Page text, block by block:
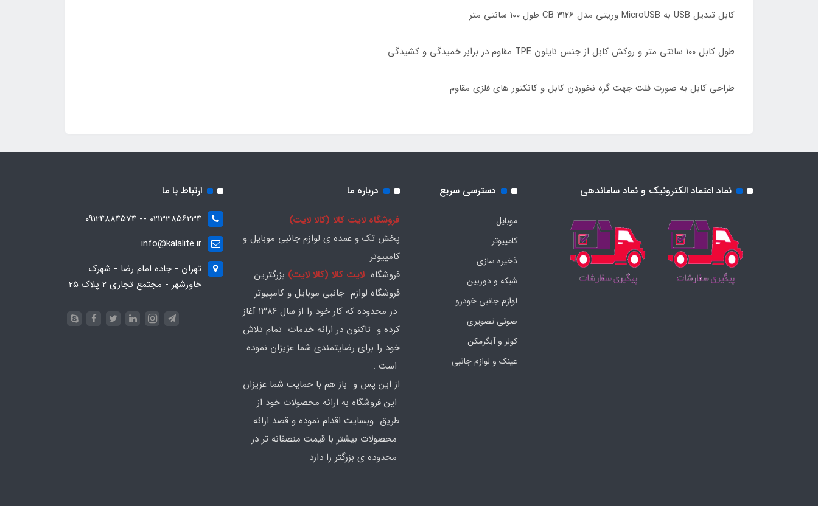
کابل تبدیل USB به MicroUSB وریتی مدل CB 3126 طول ۱۰۰ سانتی متر
طول کابل ۱۰۰ سانتی متر و روکش کابل از جنس نایلون TPE مقاوم در برابر خمیدگی و کشیدگی
طراحی کابل به صورت فلت جهت گره نخوردن کابل و کانکتور های فلزی مقاوم
نماد اعتماد الکترونیک و نماد ساماندهی دسترسی سریع
موبایل
کامپیوتر
ذخیره سازی
شبکه و دوربین
لوازم جانبی خودرو
صوتی تصویری
کولر و آبگرمکن
عینک و لوازم جانبی
درباره ما
فروشگاه لایت کالا (کالا لایت)
پخش تک و عمده ی لوازم جانبی موبایل و
کامپیوتر
فروشگاه لایت کالا (کالا لایت) بزرگترین
فروشگاه لوازم جانبی موبایل و کامپیوتر
در محدوده که کار خود را از سال ۱۳۸۶ آغاز
کرده و تاکنون در ارائه خدمات تمام تلاش
خود را برای رضایتمندی شما عزیزان نموده
است .
از این پس و باز هم با حمایت شما عزیزان
این فروشگاه به ارائه محصولات خود از
طریق وبسایت اقدام نموده و قصد ارائه
محصولات بیشتر با قیمت منصفانه تر در
محدوده ی بزرگتر را دارد
ارتباط با ما
02133856234 -- 09124884574
info@kalalite.ir
تهران - جاده امام رضا - شهرک
خاورشهر - مجتمع تجاری 2 پلاک 25